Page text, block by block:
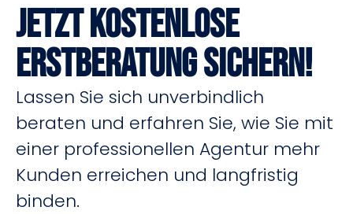
Jetzt kostenlose
Erstberatung sichern!
Lassen Sie sich unverbindlich
beraten und erfahren Sie, wie Sie mit
einer professionellen Agentur mehr
Kunden erreichen und langfristig
binden.